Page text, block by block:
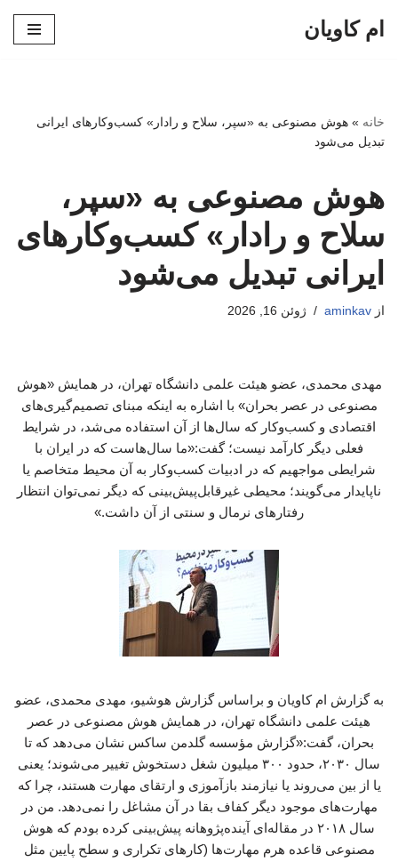
ام کاویان
خانه » هوش مصنوعی به «سپر، سلاح و رادار» کسب‌وکارهای ایرانی
تبدیل می‌شود
هوش مصنوعی به «سپر،
سلاح و رادار» کسب‌وکارهای
ایرانی تبدیل می‌شود
از aminkav ژوئن 16, 2026
مهدی محمدی، عضو هیئت علمی دانشگاه تهران، در همایش «هوش
مصنوعی در عصر بحران» با اشاره به اینکه مبنای تصمیم‌گیری‌های
اقتصادی و کسب‌وکار که سال‌ها از آن استفاده می‌شد، در شرایط
فعلی دیگر کارآمد نیست؛ گفت:«ما سال‌هاست که در ایران با
شرایطی مواجهیم که در ادبیات کسب‌وکار به آن محیط متخاصم یا
ناپایدار می‌گویند؛ محیطی غیرقابل‌پیش‌بینی که دیگر نمی‌توان انتظار
رفتارهای نرمال و سنتی از آن داشت.»
به گزارش ام کاویان و براساس گزارش هوشیو، مهدی محمدی، عضو
هیئت علمی دانشگاه تهران، در همایش هوش مصنوعی در عصر
بحران، گفت:«گزارش مؤسسه گلدمن ساکس نشان می‌دهد که تا
سال ۲۰۳۰، حدود ۳۰۰ میلیون شغل دستخوش تغییر می‌شوند؛ یعنی
یا از بین می‌روند یا نیازمند بازآموزی و ارتقای مهارت هستند، چرا که
مهارت‌های موجود دیگر کفاف بقا در آن مشاغل را نمی‌دهد. من در
سال ۲۰۱۸ در مقاله‌ای آینده‌پژوهانه پیش‌بینی کرده بودم که هوش
مصنوعی قاعده هرم مهارت‌ها (کارهای تکراری و سطح پایین مثل